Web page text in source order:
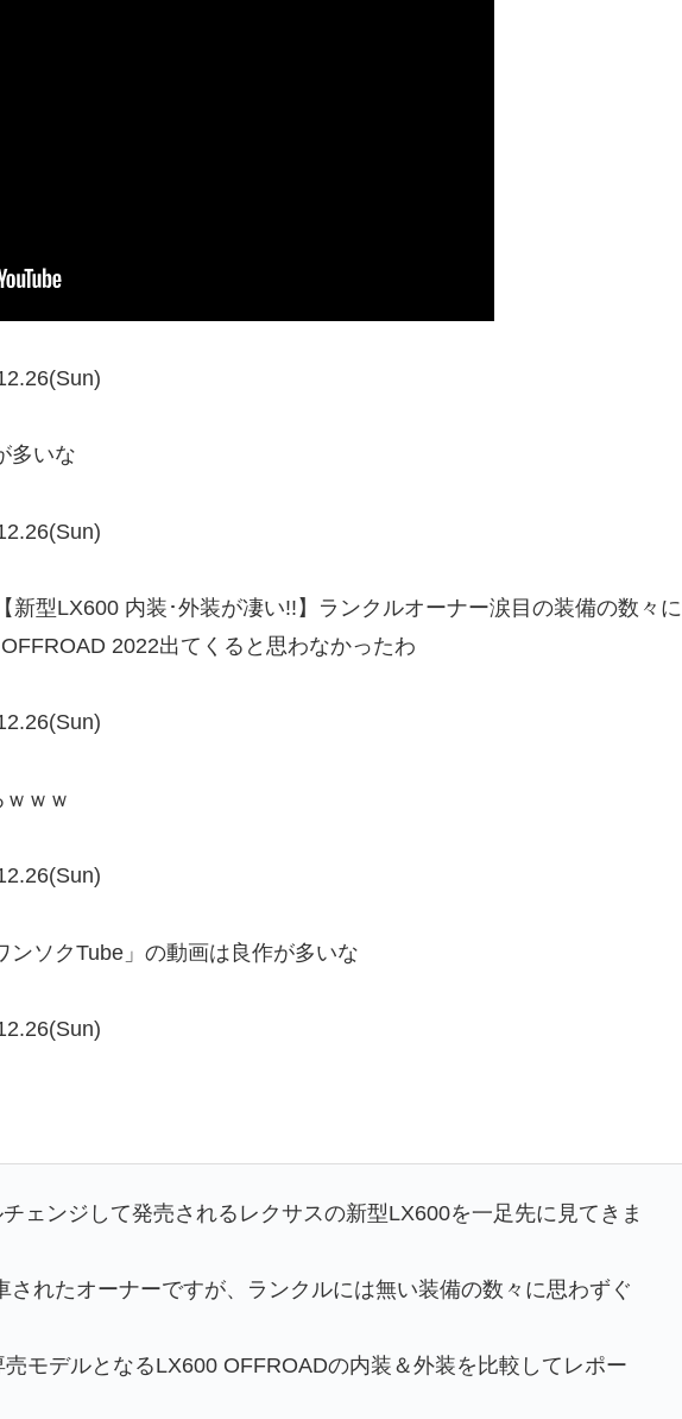
多いな
新型LX600 内装･外装が凄い!!】ランクルオーナー涙目の装備の数々に
2022出てくると思わなかったわ
ｗｗ
ンソクTube」の動画は良作が多いな
ェンジして発売されるレクサスの新型LX600を一足先に見てきま
されたオーナーですが、ランクルには無い装備の数々に思わずぐ
モデルとなるLX600 OFFROADの内装＆外装を比較してレポー